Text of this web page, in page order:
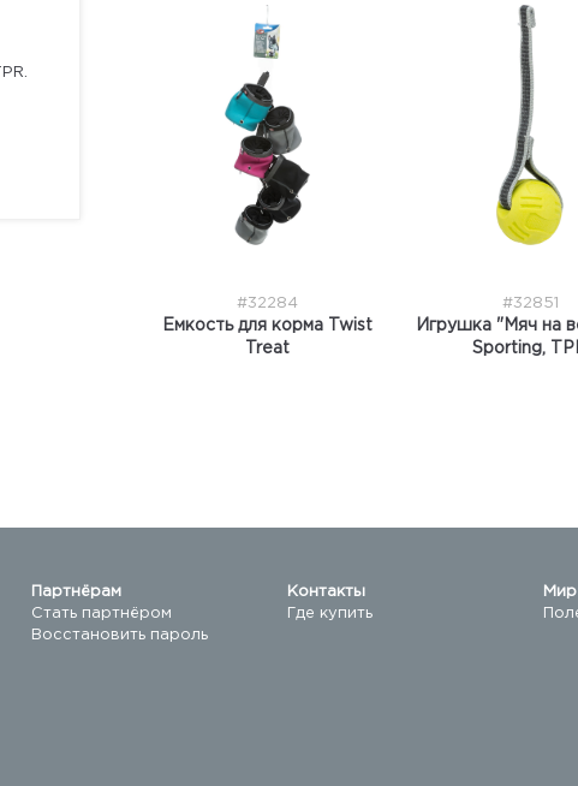
#32284
Емкость для корма Twist
Treat
#32851
Игрушка "Мяч на
Sporting,
Партнёрам
Стать партнёром
Восстановить пароль
Контакты
Где купить